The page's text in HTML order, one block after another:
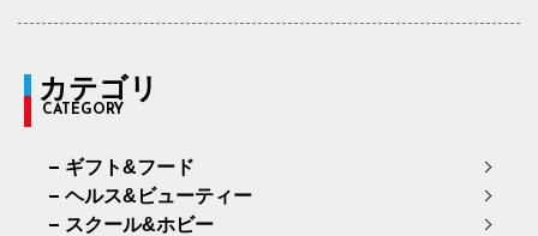
カテゴリ
CATEGORY
ギフト&フード
ヘルス&ビューティー
スクール&ホビー